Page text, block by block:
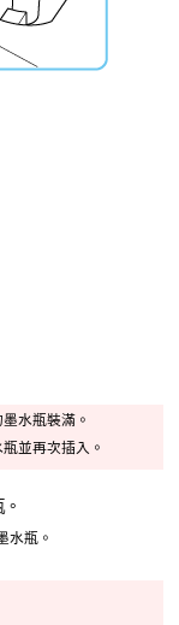
水瓶裝滿。
並再次插入。
水瓶。